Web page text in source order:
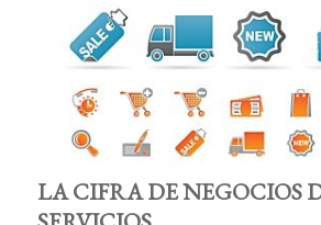
LA CIFRA DE NEGOCIOS